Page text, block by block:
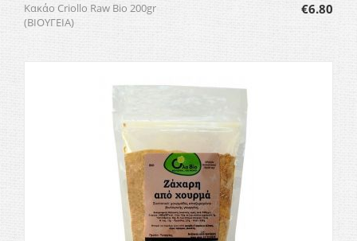
Κακάο Criollo Raw Bio 200gr
(ΒΙΟΥΓΕΙΑ)
€6.80